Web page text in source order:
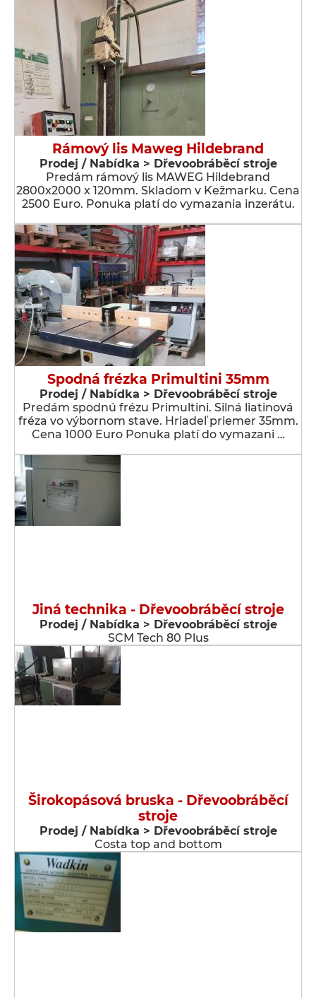
Rámový lis Maweg Hildebrand
Prodej / Nabídka > Dřevoobráběcí stroje
Predám rámový lis MAWEG Hildebrand
2800x2000 x 120mm. Skladom v Kežmarku. Cena
2500 Euro. Ponuka platí do vymazania inzerátu.
Spodná frézka Primultini 35mm
Prodej / Nabídka > Dřevoobráběcí stroje
Predám spodnú frézu Primultini. Silná liatinová
fréza vo výbornom stave. Hriadeľ priemer 35mm.
Cena 1000 Euro Ponuka platí do vymazani …
Jiná technika - Dřevoobráběcí stroje
Prodej / Nabídka > Dřevoobráběcí stroje
SCM Tech 80 Plus
Širokopásová bruska - Dřevoobráběcí
stroje
Prodej / Nabídka > Dřevoobráběcí stroje
Costa top and bottom